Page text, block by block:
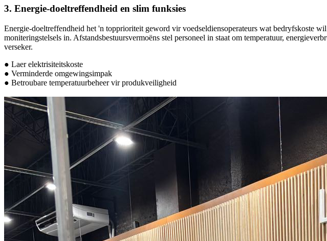
3. Energie-doeltreffendheid en slim funksies
Energie-doeltreffendheid het 'n topprioriteit geword vir voedseldiensoperateurs wat bedryfskoste
moniteringstelsels in. Afstandsbestuursvermoëns stel personeel in staat om temperatuur,
verseker.
● Laer elektrisiteitskoste
● Verminderde omgewingsimpak
● Betroubare temperatuurbeheer vir produkveiligheid